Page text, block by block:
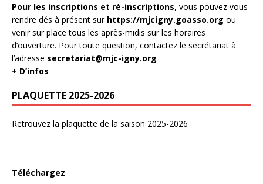
Pour les inscriptions et ré-inscriptions, vous pouvez vous
rendre dés à présent sur https://mjcigny.goasso.org ou
venir sur place tous les après-midis sur les horaires
d’ouverture. Pour toute question, contactez le secrétariat à
l’adresse secretariat@mjc-igny.org
+ D’infos
PLAQUETTE 2025-2026
Retrouvez la plaquette de la saison 2025-2026
Téléchargez